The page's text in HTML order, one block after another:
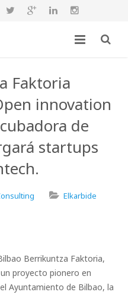
Faktoria
innovation
de
startups
Elkarbide
Berrikuntza Faktoria,
proyecto pionero en
Ayuntamiento de Bilbao, la